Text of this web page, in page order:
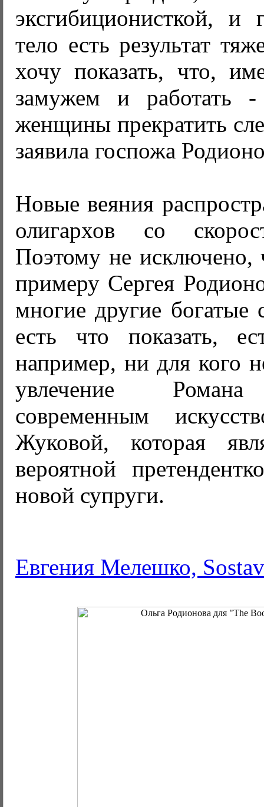
эксгибиционисткой, и
тело есть результат
хочу показать, что,
замужем и работать
женщины прекратить
заявила госпожа
Новые веяния
олигархов со
Поэтому не исключено,
примеру Сергея
многие другие богатые
есть что показать,
например, ни для кого
увлечение
современным
Жуковой, которая
вероятной
новой супруги.
Евгения Мелешко,